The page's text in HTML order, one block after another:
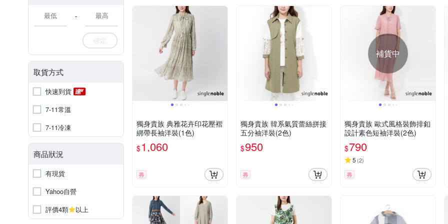
-
確定
取貨方式
快速到貨
7-11常溫
7-11冷凍
商品狀況
有現貨
Yahoo自營
評價4顆
以上
獨身貴族 典雅花卉印花壓褶
綁帶長袖洋裝(1色)
$1,060
券
獨身貴族 韓系氣質蕾絲拼接
五分袖洋裝(2色)
$950
券
補貨中
獨身貴族 歐式風格裝飾排釦
設計素色短袖洋裝(2色)
$790
5 (2)
券